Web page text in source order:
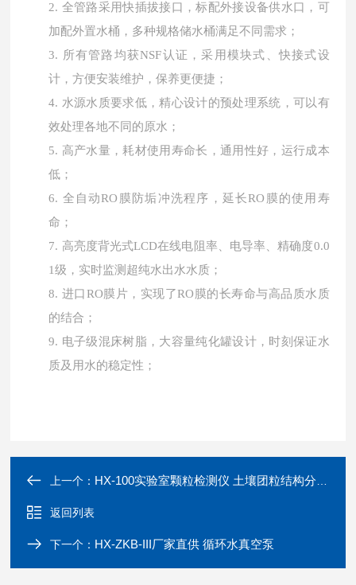
2. 全管路采用快插拔接口，标配外接设备供水口，可
加配外置水桶，多种规格储水桶满足不同需求；
3. 所有管路均获NSF认证，采用模块式、快接式设
计，方便安装维护，保养更便捷；
4. 水源水质要求低，精心设计的预处理系统，可以有
效处理各地不同的原水；
5. 高产水量，耗材使用寿命长，通用性好，运行成本
低；
6. 全自动RO膜防垢冲洗程序，延长RO膜的使用寿
命；
7. 高亮度背光式LCD在线电阻率、电导率、精确度0.0
1级，实时监测超纯水出水水质；
8. 进口 RO膜片，实现了RO膜的长寿命与高品质水质
的结合；
9. 电子级混床树脂，大容量纯化罐设计，时刻保证水
质及用水的稳定性；
上一个： HX-100实验室颗粒检测仪 土壤团粒结构分析仪
返回列表
下一个： HX-ZKB-III厂家直供 循环水真空泵